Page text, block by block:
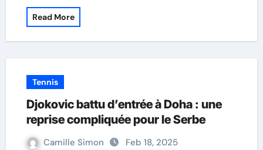
Read More
Tennis
Djokovic battu d’entrée à Doha : une
reprise compliquée pour le Serbe
Camille Simon Feb 18, 2025